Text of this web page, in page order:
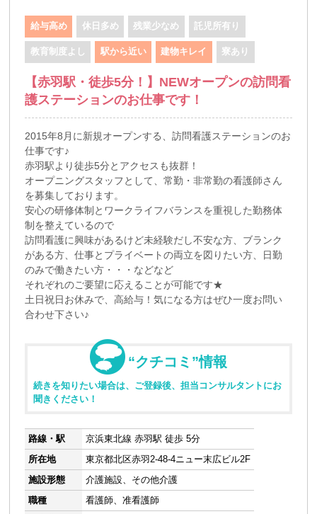
給与高め 休日多め 残業少なめ 託児所有り
教育制度よし 駅から近い 建物キレイ 寮あり
【赤羽駅・徒歩5分！】NEWオープンの訪問看
護ステーションのお仕事です！
2015年8月に新規オープンする、訪問看護ステーションのお
仕事です♪
赤羽駅より徒歩5分とアクセスも抜群！
オープニングスタッフとして、常勤・非常勤の看護師さん
を募集しております。
安心の研修体制とワークライフバランスを重視した勤務体
制を整えているので
訪問看護に興味があるけど未経験だし不安な方、ブランク
がある方、仕事とプライベートの両立を図りたい方、日勤
のみで働きたい方・・・などなど
それぞれのご要望に応えることが可能です★
土日祝日お休みで、高給与！気になる方はぜひ一度お問い
合わせ下さい♪
“クチコミ”情報
続きを知りたい場合は、ご登録後、担当コンサルタントにお
聞きください！
路線・駅
京浜東北線 赤羽駅 徒歩 5分
所在地
東京都北区赤羽2-48-4ニュー末広ビル2F
施設形態
介護施設、その他介護
職種
看護師、准看護師